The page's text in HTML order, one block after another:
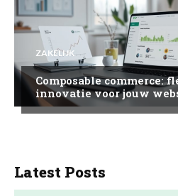
ZAKELIJK
Composable commerce:
innovatie voor jouw
Latest Posts